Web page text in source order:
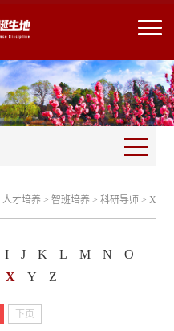
人才培养 > 智班培养 > 科研导师> X
I J K L M N
O
X Y Z
下页